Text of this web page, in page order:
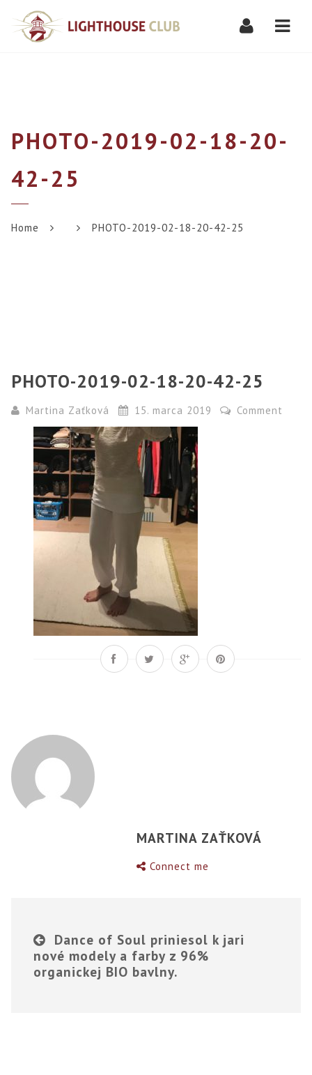
PHOTO-2019-02-18-20-
42-25
Home PHOTO-2019-02-18-20-42-25
PHOTO-2019-02-18-20-42-25
Martina Zaťková 15. marca 2019 Comment
MARTINA ZAŤKOVÁ
Connect me
Dance of Soul priniesol k jari
nové modely a farby z 96%
organickej BIO bavlny.